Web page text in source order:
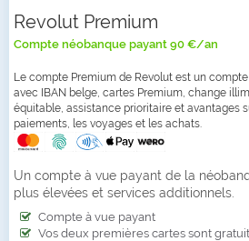
Revolut Premium
Compte néobanque payant 90 €/an
Le compte Premium de Revolut est un
avec IBAN belge, cartes Premium, change
équitable, assistance prioritaire et avantages
paiements, les voyages et les achats.
Un compte à vue payant de la
plus élevées et services additionnels.
Compte à vue payant
Vos deux premières cartes sont